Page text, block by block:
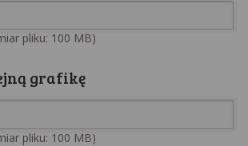
pliku: 100 MB)
grafikę
pliku: 100 MB)